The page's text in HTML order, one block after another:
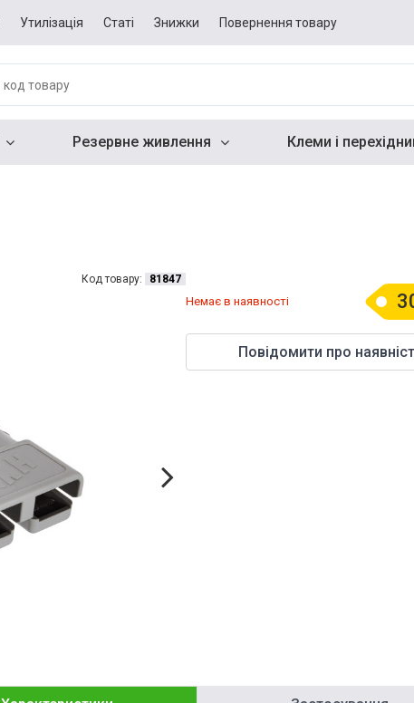
Утилізація Статі Знижки Повернення товару
Резервне живлення Клеми і
Код товару: 81847
Немає в наявності
Повідомити про